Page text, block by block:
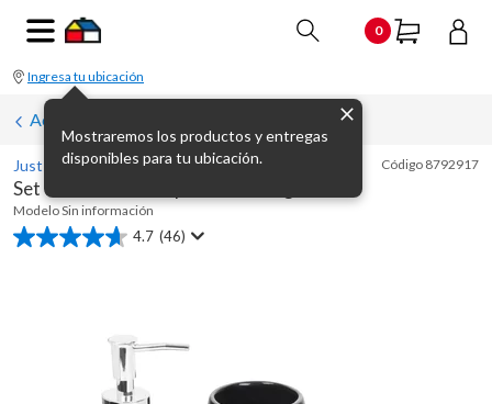
0
Ingresa tu ubicación
Mostraremos los productos y entregas
disponibles para tu ubicación.
Accesorios de mesa para baño
Just Home Collection Código 8792917
Set de 3 accesorios para baño Negro
ModeloSin información
4.7 (46)
4.7